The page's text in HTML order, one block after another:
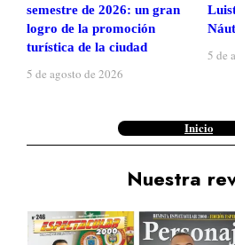
semestre de 2026: un gran
logro de la promoción
turística de la ciudad
5 de agosto de 2026
5 de
Inicio
Nuestra